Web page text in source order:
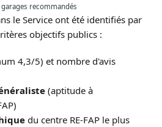
recommandés
le Service ont été identifiés par
objectifs publics :
4,3/5) et nombre d'avis
(aptitude à
du centre RE-FAP le plus